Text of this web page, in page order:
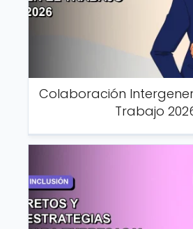
Colaboración
Trabajo